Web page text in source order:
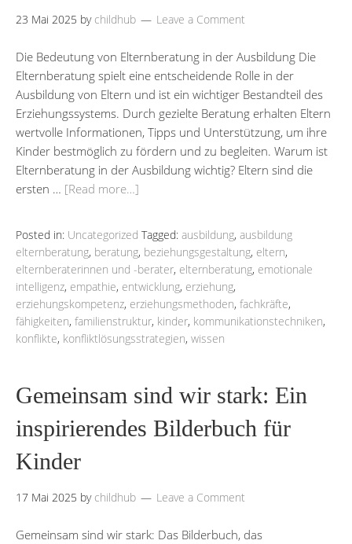
23 Mai 2025 by childhub Leave a Comment
Die Bedeutung von Elternberatung in der Ausbildung Die
Elternberatung spielt eine entscheidende Rolle in der
Ausbildung von Eltern und ist ein wichtiger Bestandteil des
Erziehungssystems. Durch gezielte Beratung erhalten Eltern
wertvolle Informationen, Tipps und Unterstützung, um ihre
Kinder bestmöglich zu fördern und zu begleiten. Warum ist
Elternberatung in der Ausbildung wichtig? Eltern sind die
ersten … [Read more…]
Posted in: Uncategorized Tagged: ausbildung, ausbildung
elternberatung, beratung, beziehungsgestaltung, eltern,
elternberaterinnen und -berater, elternberatung, emotionale
intelligenz, empathie, entwicklung, erziehung,
erziehungskompetenz, erziehungsmethoden, fachkräfte,
fähigkeiten, familienstruktur, kinder, kommunikationstechniken,
konflikte, konfliktlösungsstrategien, wissen
Gemeinsam sind wir stark: Ein
inspirierendes Bilderbuch für
Kinder
17 Mai 2025 by childhub Leave a Comment
Gemeinsam sind wir stark: Das Bilderbuch, das